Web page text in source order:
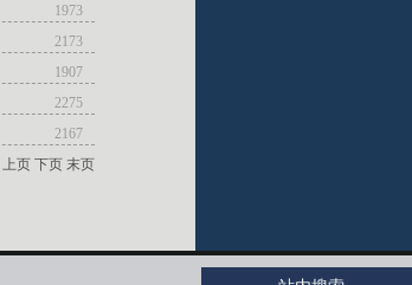
1973
2173
1907
2275
2167
上页 下页 末页